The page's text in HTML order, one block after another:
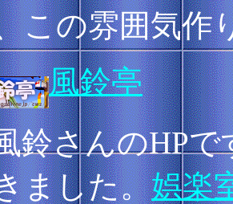
この雰囲気作
風鈴亭
さんのHPで
ました。娯楽